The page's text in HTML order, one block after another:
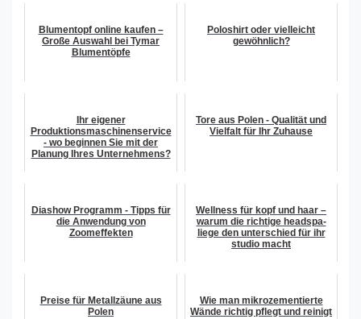
Blumentopf online kaufen –
Große Auswahl bei Tymar
Blumentöpfe
Poloshirt oder vielleicht
gewöhnlich?
Ihr eigener
Produktionsmaschinenservice
- wo beginnen Sie mit der
Planung Ihres Unternehmens?
Tore aus Polen - Qualität und
Vielfalt für Ihr Zuhause
Diashow Programm - Tipps für
die Anwendung von
Zoomeffekten
Wellness für kopf und haar –
warum die richtige headspa-
liege den unterschied für ihr
studio macht
Preise für Metallzäune aus
Polen
Wie man mikrozementierte
Wände richtig pflegt und reinigt